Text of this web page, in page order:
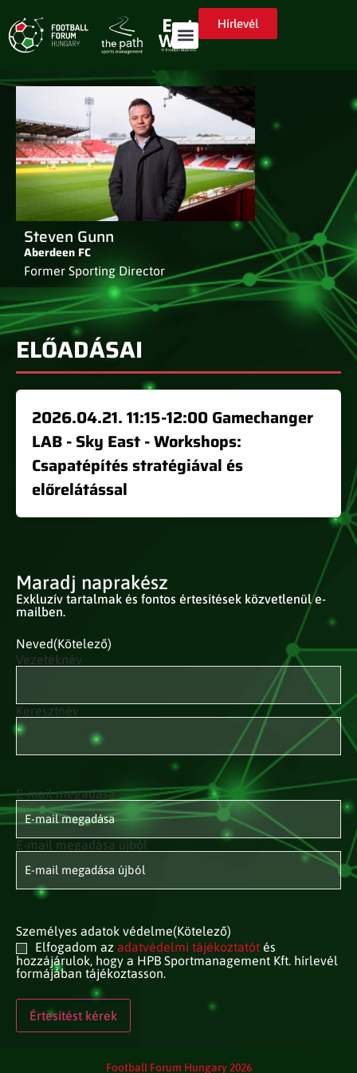
Hírlevél
Steven Gunn
Aberdeen FC
Former Sporting Director
ELŐADÁSAI
2026.04.21. 11:15-12:00 Gamechanger
LAB - Sky East - Workshops:
Csapatépítés stratégiával és
előrelátással
Maradj naprakész
Exkluzív tartalmak és fontos értesítések közvetlenül e-
mailben.
Neved(Kötelező)
Vezetéknév
Keresztnév
E-mail
címed(Kötelező)
E-mail megadása
E-mail megadása újból
Személyes adatok védelme(Kötelező)
Elfogadom az adatvédelmi tájékoztatót és
hozzájárulok, hogy a HPB Sportmanagement Kft. hírlevél
formájában tájékoztasson.
Football Forum Hungary 2026